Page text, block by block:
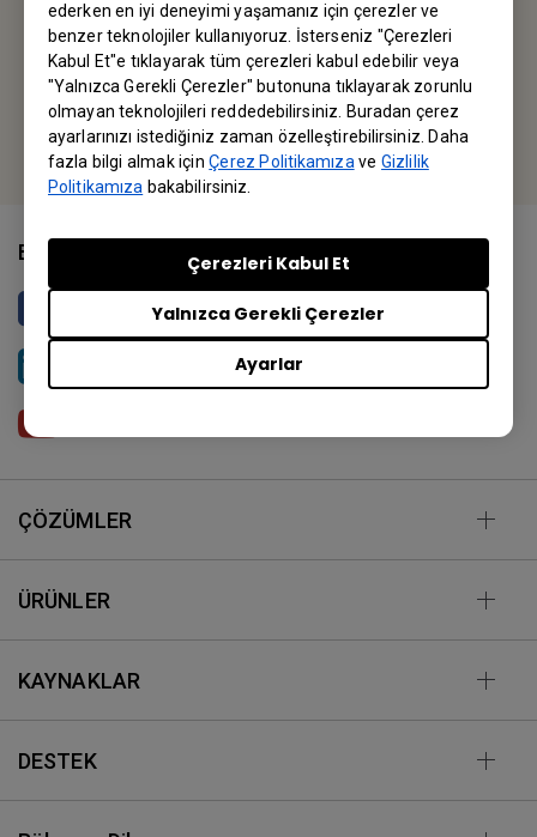
ederken en iyi deneyimi yaşamanız için çerezler ve
benzer teknolojiler kullanıyoruz. İsterseniz "Çerezleri
Kabul Et"e tıklayarak tüm çerezleri kabul edebilir veya
"Yalnızca Gerekli Çerezler" butonuna tıklayarak zorunlu
olmayan teknolojileri reddedebilirsiniz. Buradan çerez
ayarlarınızı istediğiniz zaman özelleştirebilirsiniz. Daha
fazla bilgi almak içinÇerez Politikamıza veGizlilik
Politikamıza bakabilirsiniz.
Ayarlar
Yalnızca Gerekli Çerezler
Çerezleri Kabul Et
BenQ Turkiye
İstanbul / Turkey
Veya yerel ofisi bulun
Bizi Takip Edin
BenQ Türkiye
ÇÖZÜMLER
ÜRÜNLER
KAYNAKLAR
DESTEK